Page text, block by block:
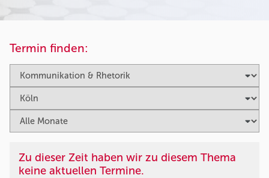
Termin finden:
Zu dieser Zeit haben wir zu diesem Thema
keine aktuellen Termine.